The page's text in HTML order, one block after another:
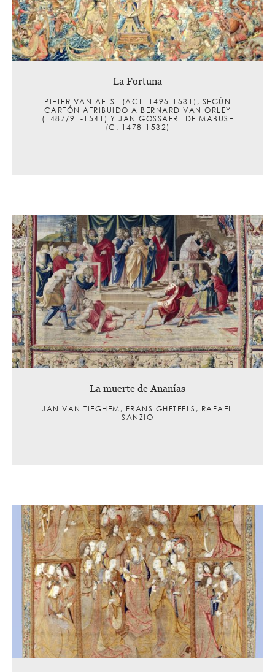
La Fortuna
PIETER VAN AELST (ACT. 1495-1531), SEGÚN
CARTÓN ATRIBUIDO A BERNARD VAN ORLEY
(1487/91-1541) Y JAN GOSSAERT DE MABUSE
(C. 1478-1532)
La muerte de Ananías
JAN VAN TIEGHEM, FRANS GHETEELS, RAFAEL
SANZIO